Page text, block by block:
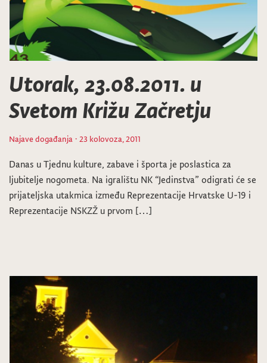
Utorak, 23.08.2011. u
Svetom Križu Začretju
Najave događanja · 23 kolovoza, 2011
Danas u Tjednu kulture, zabave i športa je poslastica za
ljubitelje nogometa. Na igralištu NK “Jedinstva” odigrati će se
prijateljska utakmica između Reprezentacije Hrvatske U-19 i
Reprezentacije NSKZŽ u prvom […]